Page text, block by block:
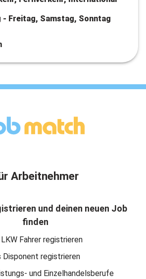
- Freitag, Samstag, Sonntag
Arbeitnehmer
und deinen neuen Job
finden
Fahrer registrieren
Disponent registrieren
und Einzelhandelsberufe